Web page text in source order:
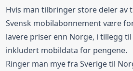
Hvis man tilbringer store deler av
Svensk mobilabonnement være
lavere priser enn Norge, i tillegg
inkludert mobildata for pengene.
Ringer man mye fra Sverige til